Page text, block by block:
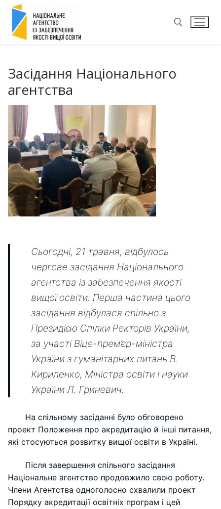
Перейти
вмісту
Засідання Національного
агентства
Сьогодні, 21 травня, відбулось
чергове засідання Національного
агентства із забезпечення якості
вищої освіти. Перша частина цього
засідання відбулася спільно з
Президією Спілки Ректорів України,
за участі Віце-прем’єр-міністра
України з гуманітарних питань В.
Кириленко, Міністра освіти і науки
України Л. Гриневич.
На спільному засіданні було обговорено
проект Положення про акредитацію й інші питання,
які стосуються розвитку вищої освіти в Україні.
Після завершення спільного засідання
Національне агентство продовжило свою роботу.
Члени Агентства одноголосно схвалили проект
Порядку акредитації освітніх програм і цей